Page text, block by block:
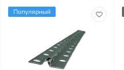
Популярный